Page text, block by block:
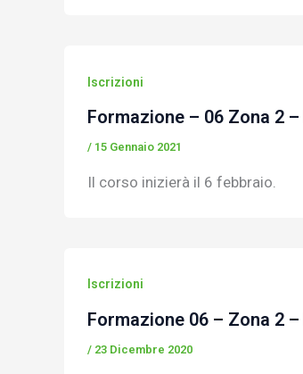
Iscrizioni
Formazione – 06 Zona 2
/ 15 Gennaio 2021
Il corso inizierà il 6 febbraio.
Iscrizioni
Formazione 06 – Zona 2
/ 23 Dicembre 2020